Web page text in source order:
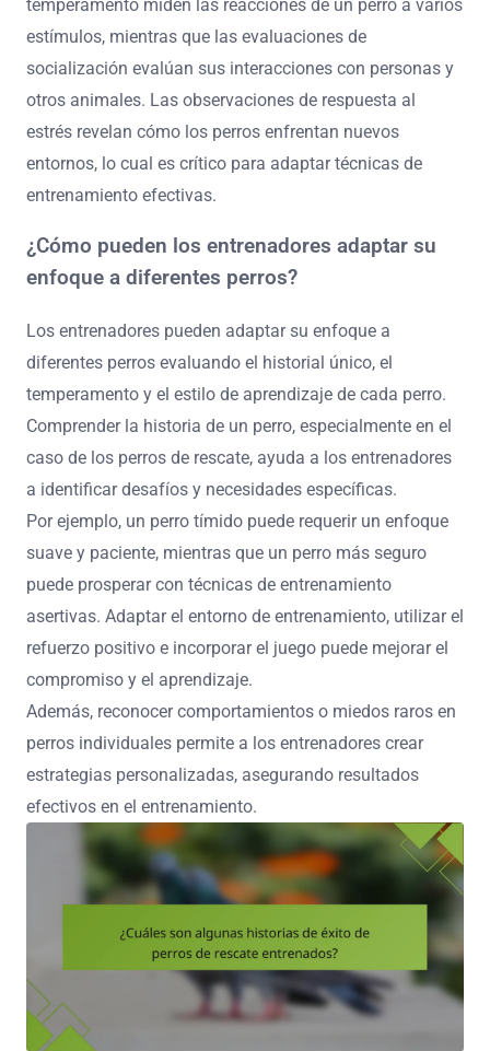
temperamento miden las reacciones de un perro a varios
estímulos, mientras que las evaluaciones de
socialización evalúan sus interacciones con personas y
otros animales. Las observaciones de respuesta al
estrés revelan cómo los perros enfrentan nuevos
entornos, lo cual es crítico para adaptar técnicas de
entrenamiento efectivas.
¿Cómo pueden los entrenadores adaptar su
enfoque a diferentes perros?
Los entrenadores pueden adaptar su enfoque a
diferentes perros evaluando el historial único, el
temperamento y el estilo de aprendizaje de cada perro.
Comprender la historia de un perro, especialmente en el
caso de los perros de rescate, ayuda a los entrenadores
a identificar desafíos y necesidades específicas.
Por ejemplo, un perro tímido puede requerir un enfoque
suave y paciente, mientras que un perro más seguro
puede prosperar con técnicas de entrenamiento
asertivas. Adaptar el entorno de entrenamiento, utilizar el
refuerzo positivo e incorporar el juego puede mejorar el
compromiso y el aprendizaje.
Además, reconocer comportamientos o miedos raros en
perros individuales permite a los entrenadores crear
estrategias personalizadas, asegurando resultados
efectivos en el entrenamiento.